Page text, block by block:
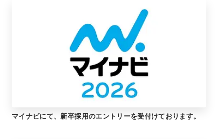
マイナビにて、新卒採用のエントリーを受付けております。